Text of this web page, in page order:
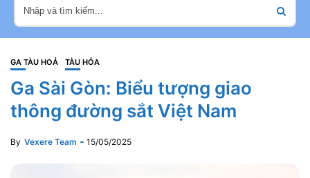
GA TÀU HOẢ TÀU HỎA
Ga Sài Gòn: Biểu tượng giao
thông đường sắt Việt Nam
By Vexere Team 15/05/2025